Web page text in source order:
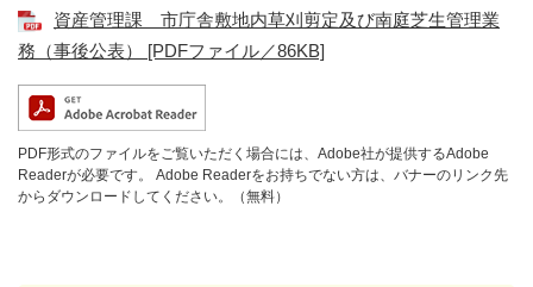
資産管理課 市庁舎敷地内草刈剪定及び南庭芝生管理業
務（事後公表） [PDFファイル／86KB]
PDF形式のファイルをご覧いただく場合には、Adobe社が提供するAdobe
Readerが必要です。
Adobe Readerをお持ちでない方は、バナーのリンク先
からダウンロードしてください。（無料）